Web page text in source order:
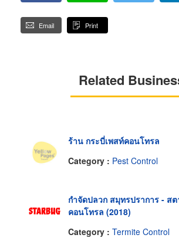
Email Print
Related
ร้าน กระบี่เพสท์คอนโทรล
Category : Pest Control
กำจัดปลวก สมุทรปราการ - สต
คอนโทรล (2018)
Category : Termite Control